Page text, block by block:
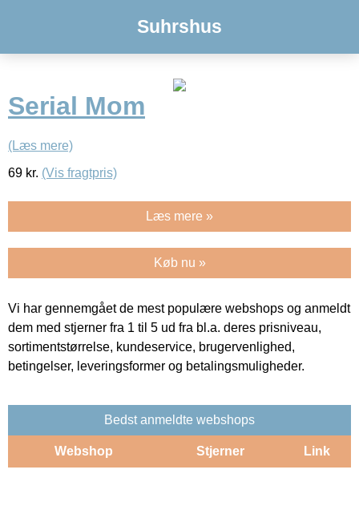
Suhrshus
Serial Mom
(Læs mere)
69 kr. (Vis fragtpris)
Læs mere »
Køb nu »
Vi har gennemgået de mest populære webshops og anmeldt
dem med stjerner fra 1 til 5 ud fra bl.a. deres prisniveau,
sortimentstørrelse, kundeservice, brugervenlighed,
betingelser, leveringsformer og betalingsmuligheder.
Bedst anmeldte webshops
Webshop Stjerner Link